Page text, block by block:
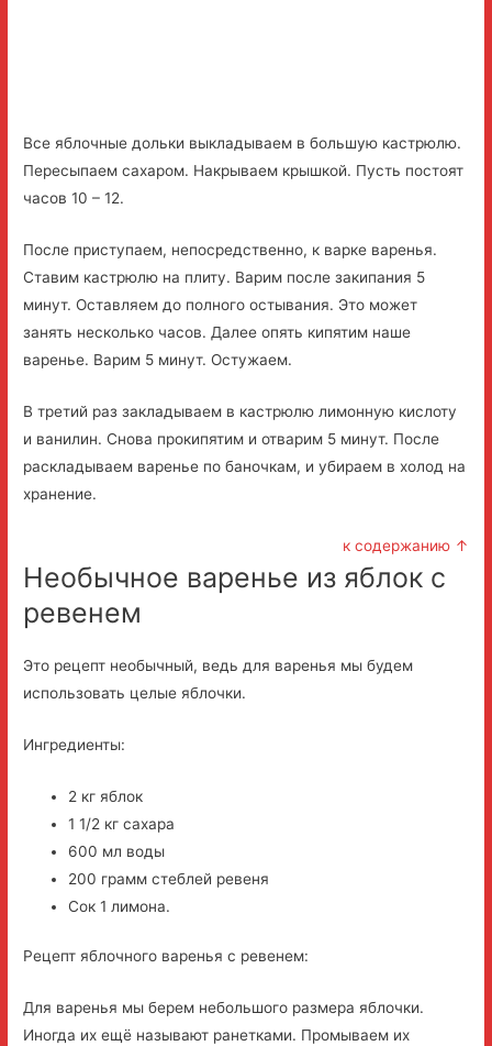
Все яблочные дольки выкладываем в большую кастрюлю.
Пересыпаем сахаром. Накрываем крышкой. Пусть постоят
часов 10 – 12.
После приступаем, непосредственно, к варке варенья.
Ставим кастрюлю на плиту. Варим после закипания 5
минут. Оставляем до полного остывания. Это может
занять несколько часов. Далее опять кипятим наше
варенье. Варим 5 минут. Остужаем.
В третий раз закладываем в кастрюлю лимонную кислоту
и ванилин. Снова прокипятим и отварим 5 минут. После
раскладываем варенье по баночкам, и убираем в холод на
хранение.
к содержанию ↑
Необычное варенье из яблок с
ревенем
Это рецепт необычный, ведь для варенья мы будем
использовать целые яблочки.
Ингредиенты:
2 кг яблок
1 1/2 кг сахара
600 мл воды
200 грамм стеблей ревеня
Сок 1 лимона.
Рецепт яблочного варенья с ревенем:
Для варенья мы берем небольшого размера яблочки.
Иногда их ещё называют ранетками. Промываем их